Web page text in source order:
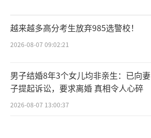
越来越多高分考生放弃985选警校！
2026-08-07 09:02:21
男子结婚8年3个女儿均非亲生：已向妻
子提起诉讼，要求离婚 真相令人心碎
2026-08-07 13:00:37